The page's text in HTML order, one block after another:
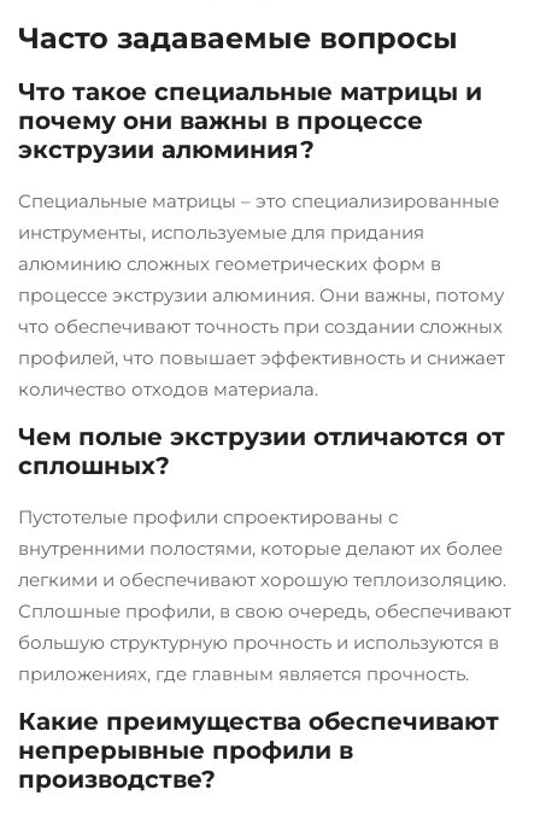
Часто задаваемые вопросы
Что такое специальные матрицы и
почему они важны в процессе
экструзии алюминия?
Специальные матрицы – это специализированные
инструменты, используемые для придания
алюминию сложных геометрических форм в
процессе экструзии алюминия. Они важны, потому
что обеспечивают точность при создании сложных
профилей, что повышает эффективность и снижает
количество отходов материала.
Чем полые экструзии отличаются от
сплошных?
Пустотелые профили спроектированы с
внутренними полостями, которые делают их более
легкими и обеспечивают хорошую теплоизоляцию.
Сплошные профили, в свою очередь, обеспечивают
большую структурную прочность и используются в
приложениях, где главным является прочность.
Какие преимущества обеспечивают
непрерывные профили в
производстве?